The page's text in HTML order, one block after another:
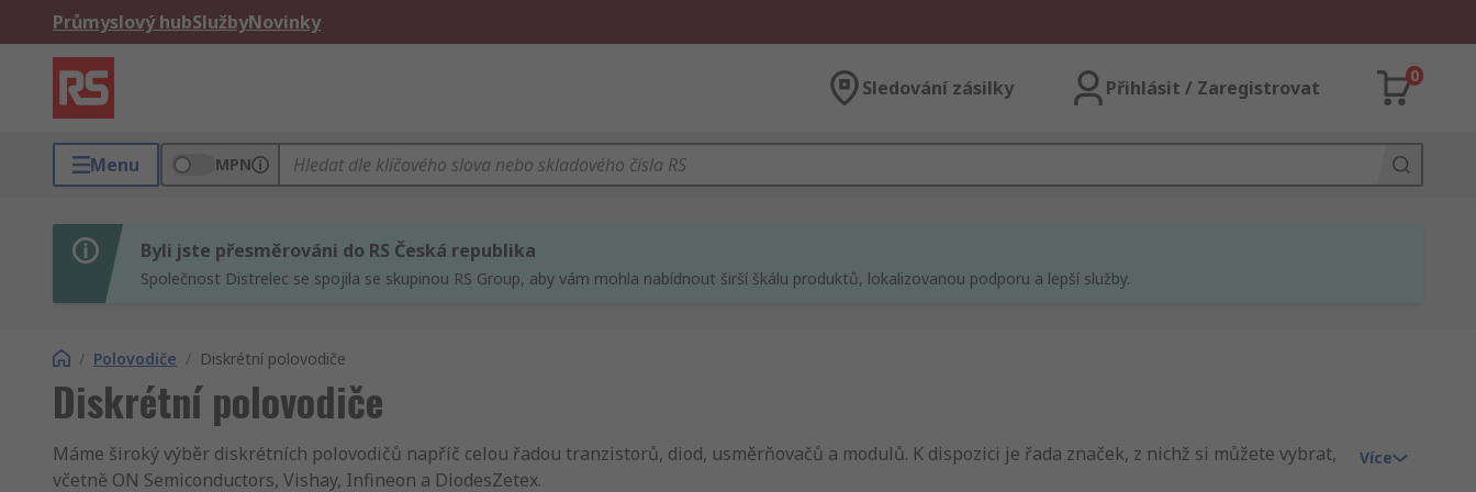
Průmyslový hubSlužbyNovinky
Sledování zásilky Přihlásit / Zaregistrovat
0
Menu MPN
Byli jste přesměrováni do RS Česká republika
Společnost Distrelec se spojila se skupinou RS Group, aby vám mohla nabídnout širší škálu produktů, lokalizovanou podporu a lepší služby.
/ Polovodiče / Diskrétní polovodiče
Diskrétní polovodiče
Máme široký výběr diskrétních polovodičů napříč celou řadou tranzistorů, diod, usměrňovačů a modulů. K dispozici je řada značek, z nichž si můžete vybrat,
včetně ON Semiconductors, Vishay, Infineon a DiodesZetex.
Více